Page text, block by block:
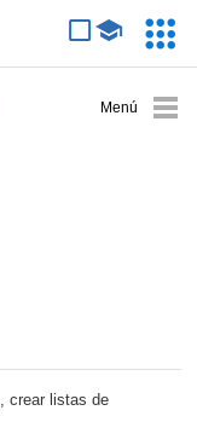
crear listas de